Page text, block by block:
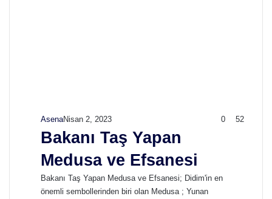
AsenaNisan 2, 2023 0 52
Bakanı Taş Yapan
Medusa ve Efsanesi
Bakanı Taş Yapan Medusa ve Efsanesi; Didim'in en
önemli sembollerinden biri olan Medusa ; Yunan